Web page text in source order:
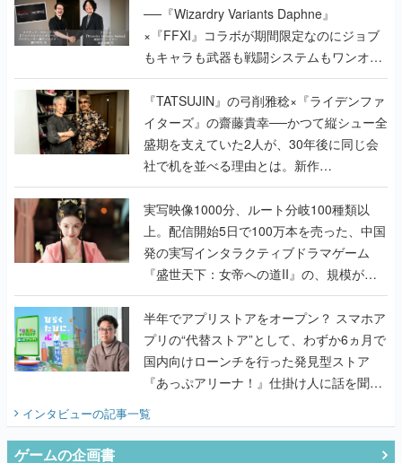
──『Wizardry Variants Daphne』
×『FFXI』コラボが期間限定なのにジョブ
もキャラも武器も戦闘システムもワンオフ
で作り込まれた理由を両ディレクターに聞
く
『TATSUJIN』の弓削雅稔×『ライデンファ
イターズ』の齋藤貴幸──かつて縦シュー全
盛期を支えていた2人が、30年後に同じ会
社で机を並べる理由とは。新作
『TATSUJIN EXTREME』で初タッグを組
んだレジェンド2人に訊く開発秘話
実写映像1000分、ルート分岐100種類以
上。配信開始5日で100万本を売った、中国
発の実写インタラクティブドラマゲーム
『盛世天下：女帝への道II』の、規模が違
うこだわりをプロデューサーに聞いた
半年でアプリストアをオープン？ スマホア
プリの“代替ストア”として、わずか6ヵ月で
国内向けローンチを行った発見型ストア
『あっぷアリーナ！』仕掛け人に話を聞い
インタビューの記事一覧
ゲームの企画書